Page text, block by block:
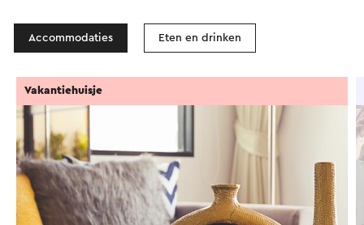
Accommodaties Eten en drinken
Vakantiehuisje